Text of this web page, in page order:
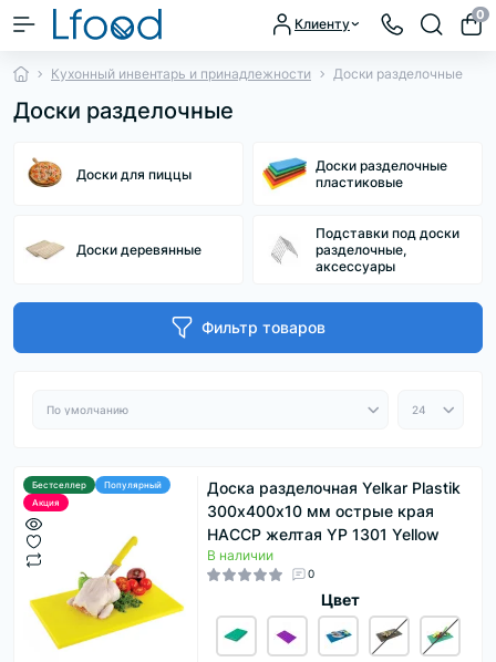
Клиенту
0
Кухонный инвентарь и принадлежности Доски разделочные
Доски разделочные
Доски для пиццы
Доски разделочные
пластиковые
Доски деревянные
Подставки под доски
разделочные,
аксессуары
Фильтр товаров
Бестселлер
Популярный
Акция
Доска разделочная Yelkar Plastik
300х400х10 мм острые края
HACCP желтая YP 1301 Yellow
В наличии
0
Цвет